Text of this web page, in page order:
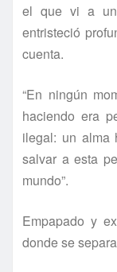
el que vi a
entristeció
cuenta.
“En ningún
haciendo era
ilegal: un alma
salvar a esta
mundo”.
Empapado y
donde se